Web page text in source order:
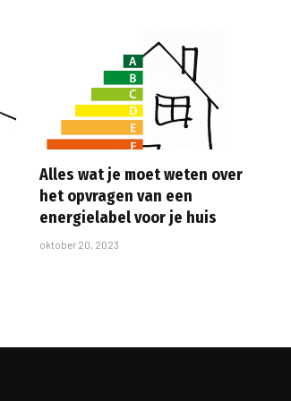
Alles wat je moet weten over
het opvragen van een
energielabel voor je huis
oktober 20, 2023